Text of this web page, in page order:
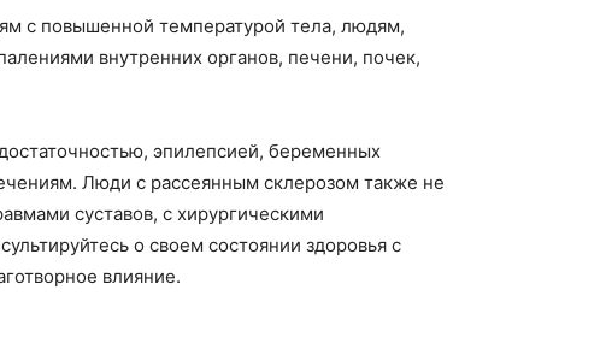
с повышенной температурой тела, людям,
внутренних органов, печени, почек,
эпилепсией, беременных
Люди с рассеянным склерозом также не
суставов, с хирургическими
о своем состоянии здоровья с
влияние.